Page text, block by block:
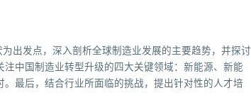
出发点，深入剖析全球制造业发展的主要趋势，并探讨
中国制造业转型升级的四大关键领域：新能源、新能
最后，结合行业所面临的挑战，提出针对性的人才培